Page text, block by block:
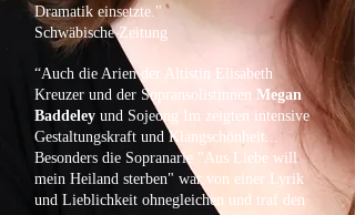
Dramatik einsetzte."
Schwäbische Zeitung
“Auch die Arien der Altistin Elisabeth
Kreuzer und der Sopransolistinnen Megan
Baddeley und Sojeong Im zeigten intensive
Gestaltungskraft und Klangschönheit...
Besonders die Sopranarie "Aus Liebe will
mein Heiland sterben" war von einer Lyrik
und Lieblichkeit ohnegleichen und traf den